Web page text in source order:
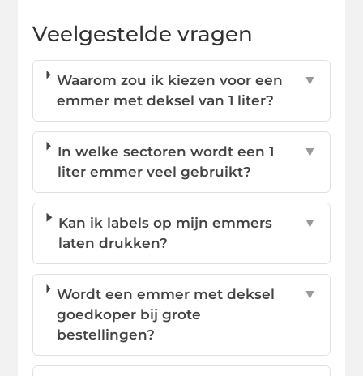
Veelgestelde vragen
Waarom zou ik kiezen voor een
emmer met deksel van 1 liter?
▼
In welke sectoren wordt een 1
liter emmer veel gebruikt?
▼
Kan ik labels op mijn emmers
laten drukken?
▼
Wordt een emmer met deksel
goedkoper bij grote
bestellingen?
▼